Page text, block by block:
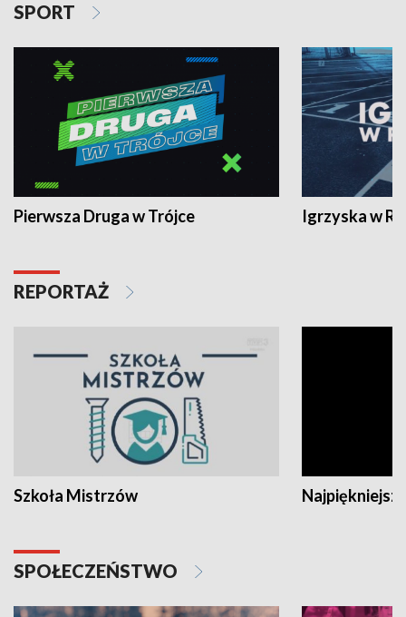
SPORT
Pierwsza Druga w Trójce Igrzyska w
REPORTAŻ
Szkoła Mistrzów
SPOŁECZEŃSTWO